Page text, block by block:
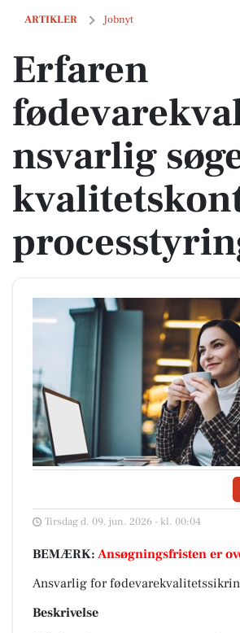
ARTIKLER Jobnyt
Erfaren fødevarekvalitetsansvarlig
Erfaren
nsvarlig
Tirsdag d. 09. jun. 2026 - kl. 00:04
BEMÆRK: Ansøgningsfristen er
Ansvarlig for
Beskrivelse